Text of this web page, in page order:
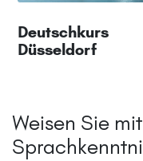
Deutschkurs
Düsseldorf
Weisen Sie